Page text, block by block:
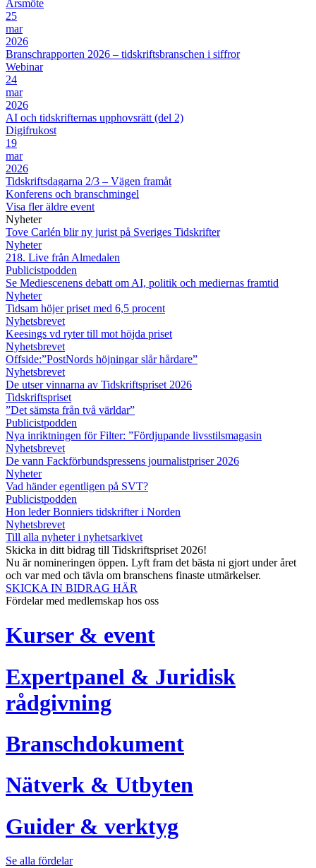
Årsmöte
25
mar
2026
Branschrapporten 2026 – tidskriftsbranschen i siffror
Webinar
24
mar
2026
AI och tidskrifternas upphovsrätt (del 2)
Digifrukost
19
mar
2026
Tidskriftsdagarna 2/3 – Vägen framåt
Konferens och branschmingel
Visa fler äldre event
Nyheter
Tove Carlén blir ny jurist på Sveriges Tidskrifter
Nyheter
218. Live från Almedalen
Publicistpodden
Se Mediescenens debatt om AI, politik och mediernas framtid
Nyheter
Tidsam höjer priset med 6,5 procent
Nyhetsbrevet
Keesings vd ryter till mot höjda priset
Nyhetsbrevet
Offside:”PostNords höjningar slår hårdare”
Nyhetsbrevet
De utser vinnarna av Tidskriftspriset 2026
Tidskriftspriset
”Det sämsta från två världar”
Publicistpodden
Nya inriktningen för Filter: ”Fördjupande livsstilsmagasin
Nyhetsbrevet
De vann Fackförbundspressens journalistpriser 2026
Nyheter
Vad händer egentligen på SVT?
Publicistpodden
Hon leder Bonniers tidskrifter i Norden
Nyhetsbrevet
Till alla nyheter i nyhetsarkivet
Skicka in ditt bidrag till Tidskriftspriset 2026!
Nu är nomineringen öppen. Lyft fram det bästa ni gjort under året
och var med och tävla om branschens finaste utmärkelser.
SKICKA IN BIDRAG HÄR
Fördelar med medlemskap hos oss
Kurser & event
Expertpanel & Juridisk
rådgivning
Branschdokument
Nätverk & Utbyten
Guider & verktyg
Se alla fördelar